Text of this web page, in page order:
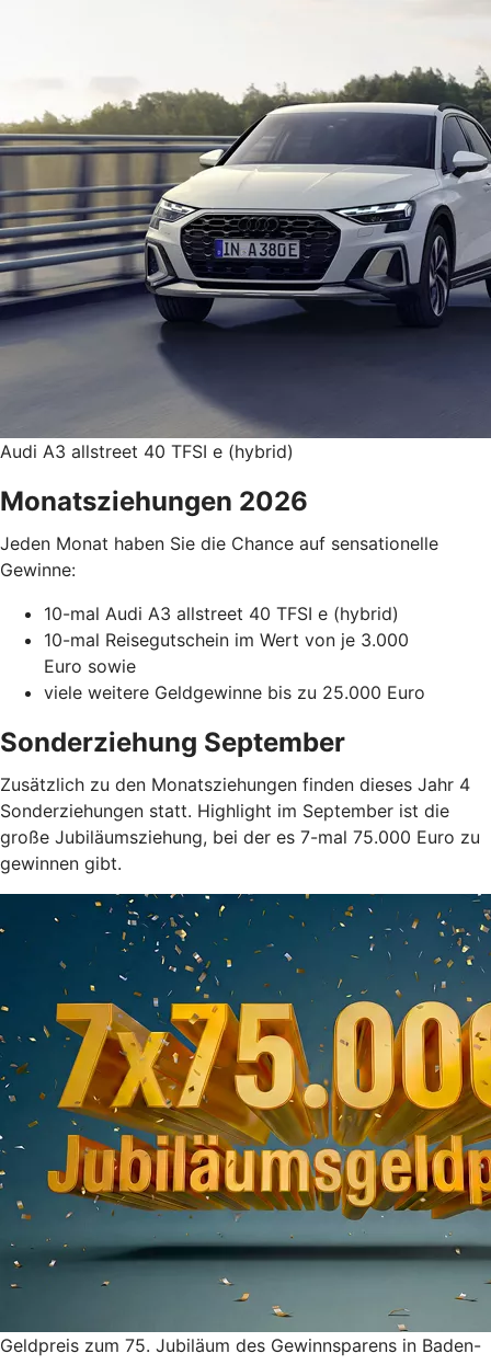
Audi A3 allstreet 40 TFSI e (hybrid)
Monatsziehungen 2026
Jeden Monat haben Sie die Chance auf sensationelle
Gewinne:
10-mal Audi A3 allstreet 40 TFSI e (hybrid)
10-mal Reisegutschein im Wert von je 3.000
Euro sowie
viele weitere Geldgewinne bis zu 25.000 Euro
Sonderziehung September
Zusätzlich zu den Monatsziehungen finden dieses Jahr 4
Sonderziehungen statt. Highlight im September ist die
große Jubiläumsziehung, bei der es 7-mal 75.000 Euro zu
gewinnen gibt.
Geldpreis zum 75. Jubiläum des Gewinnsparens in Baden-